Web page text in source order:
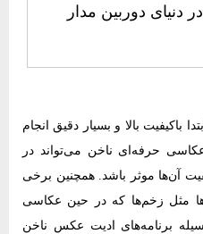
دنیای دوربین مدار
باکیفیت بالا و بسیار دقیق انجام
عکاسی حرفه‌ای ناخن می‌تواند در
آن‌ها موثر باشد. همچنین برخی
مثل زخم‌ها که در حین عکاسی
برنامه‌های ادیت عکس ناخن